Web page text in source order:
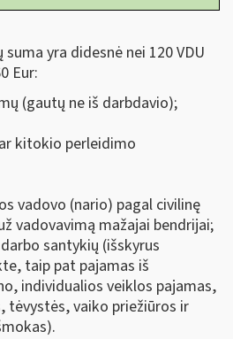
yra didesnė nei 120 VDU
Eur:
(gautų ne iš darbdavio);
kitokio perleidimo
vadovo (nario) pagal civilinę
vadovavimą mažajai bendrijai;
santykių (išskyrus
taip pat pajamas iš
individualios veiklos pajamas,
tėvystės, vaiko priežiūros ir